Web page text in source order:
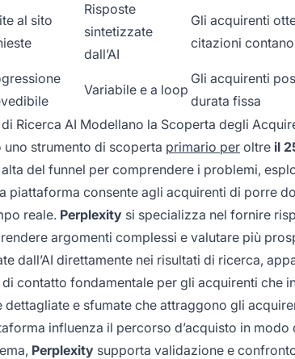
al sito
Risposte
sintetizzate
dall’AI
Gli acquirenti
citazioni
Variabile e a loop
Gli acquirenti
durata fissa
Ricerca AI Modellano la Scoperta degli
uno strumento di scoperta primario per oltre il
del funnel per comprendere i problemi,
piattaforma consente agli acquirenti di porre
reale. Perplexity si specializza nel fornire
argomenti complessi e valutare più
dall’AI direttamente nei risultati di ricerca,
contatto fondamentale per gli acquirenti che
e sfumate che attraggono gli
influenza il percorso d’acquisto in modo
Perplexity supporta validazione e